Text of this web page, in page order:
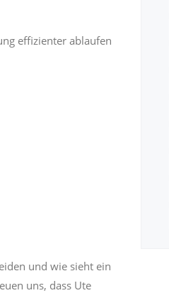
effizienter ablaufen
und wie sieht ein
uns, dass Ute